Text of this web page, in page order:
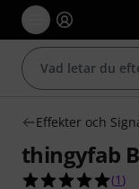
Effekter och
thingyfab
5.0
(1 )